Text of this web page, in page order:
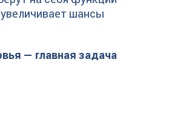
шансы
— главная задача